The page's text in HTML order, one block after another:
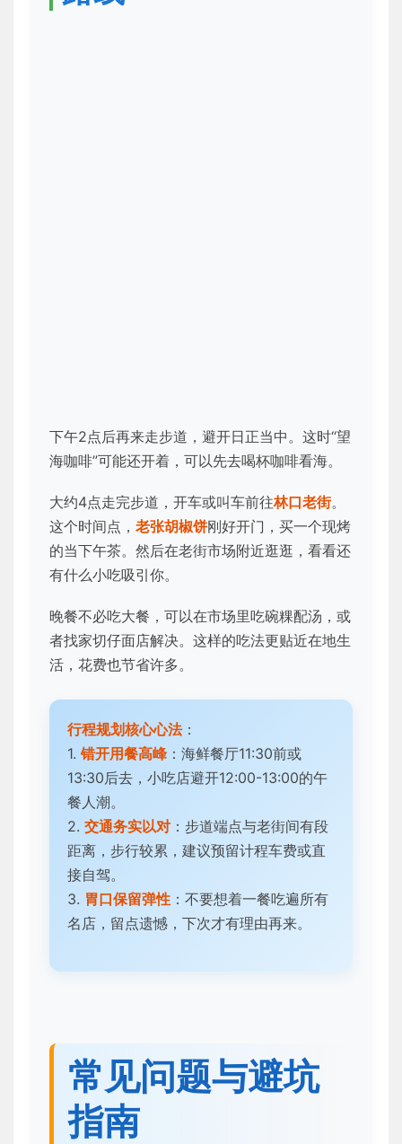
下午2点后再来走步道，避开日正当中。这时“望
海咖啡”可能还开着，可以先去喝杯咖啡看海。
大约4点走完步道，开车或叫车前往林口老街。
这个时间点， 老张胡椒饼刚好开门，买一个现烤
的当下午茶。然后在老街市场附近逛逛，看看还
有什么小吃吸引你。
晚餐不必吃大餐，可以在市场里吃碗粿配汤，或
者找家切仔面店解决。这样的吃法更贴近在地生
活，花费也节省许多。
行程规划核心心法：
1. 错开用餐高峰：海鲜餐厅11:30前或
13:30后去，小吃店避开12:00-13:00的午
餐人潮。
2. 交通务实以对 ：步道端点与老街间有段
距离，步行较累，建议预留计程车费或直
接自驾。
3. 胃口保留弹性 ：不要想着一餐吃遍所有
名店，留点遗憾，下次才有理由再来。
常见问题与避坑
指南